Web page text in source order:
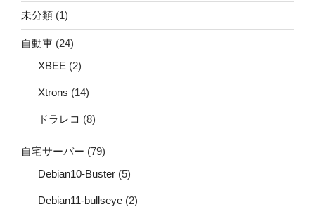
未分類 (1)
自動車 (24)
XBEE (2)
Xtrons (14)
ドラレコ (8)
自宅サーバー (79)
Debian10-Buster (5)
Debian11-bullseye (2)